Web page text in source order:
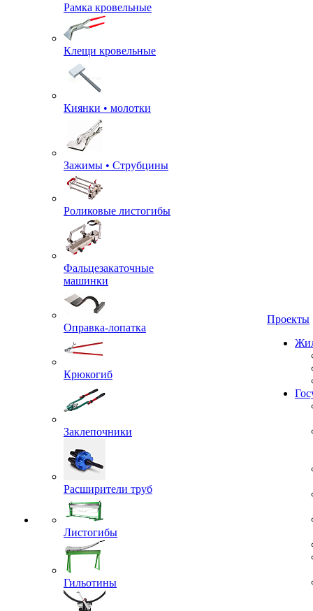
Рамка кровельные
Клещи кровельные
Киянки • молотки
Зажимы • Струбцины
Роликовые листогибы
Фальцезакаточные
машинки
Оправка-лопатка
Крюкогиб
Заклепочники
Расширители труб
Листогибы
Гильотины